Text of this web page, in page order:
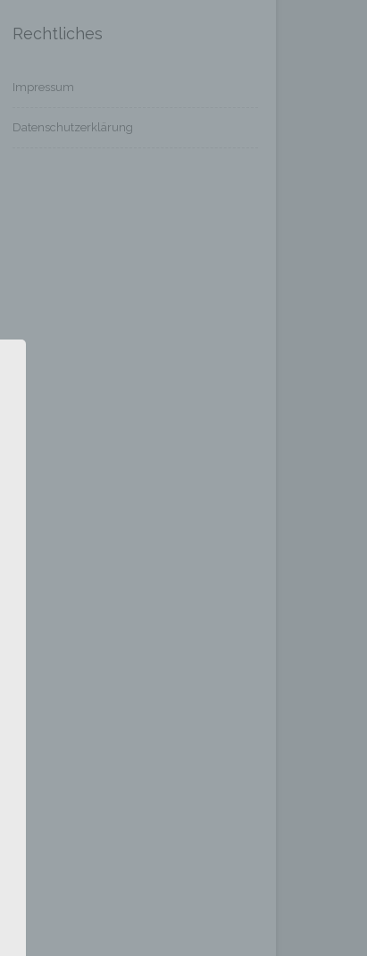
Rechtliches
Impressum
Datenschutzerklärung